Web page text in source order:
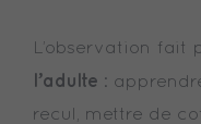
L’observation fait
l’adulte :
recul, mettre de